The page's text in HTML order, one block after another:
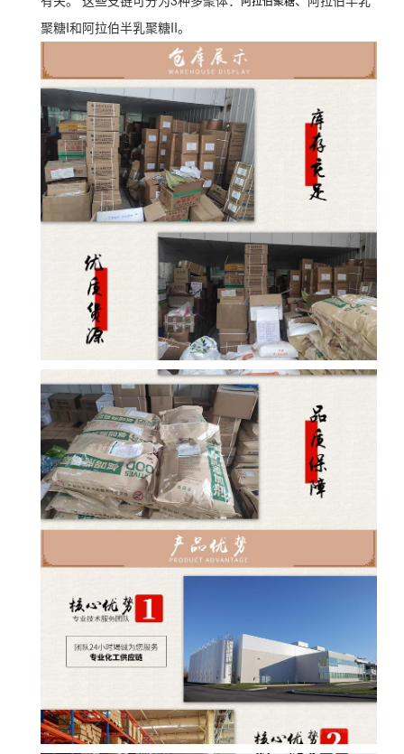
聚糖I和阿拉伯半乳聚糖II。